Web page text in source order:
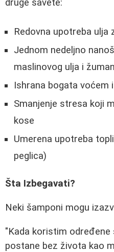
druge savete:
Redovna upotreba ulja
Jednom nedeljno
maslinovog ulja i
Ishrana bogata voćem
Smanjenje stresa koji
kose
Umerena upotreba
peglica)
Šta Izbegavati?
Neki šamponi mogu
"Kada koristim određene
postane bez života kao